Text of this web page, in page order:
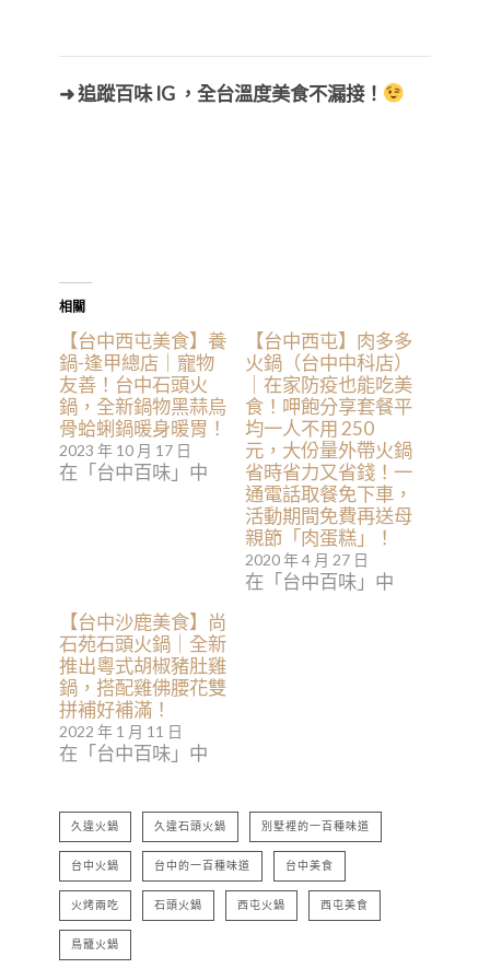
➜ 追蹤百味 IG ，全台溫度美食不漏接！
相關
【台中西屯美食】養
鍋-逢甲總店｜寵物
友善！台中石頭火
鍋，全新鍋物黑蒜烏
骨蛤蜊鍋暖身暖胃！
2023 年 10 月 17 日
在「台中百味」中
【台中西屯】肉多多
火鍋（台中中科店）
｜在家防疫也能吃美
食！呷飽分享套餐平
均一人不用 250
元，大份量外帶火鍋
省時省力又省錢！一
通電話取餐免下車，
活動期間免費再送母
親節「肉蛋糕」！
2020 年 4 月 27 日
在「台中百味」中
【台中沙鹿美食】尚
石苑石頭火鍋｜全新
推出粵式胡椒豬肚雞
鍋，搭配雞佛腰花雙
拼補好補滿！
2022 年 1 月 11 日
在「台中百味」中
久違火鍋 久違石頭火鍋 別墅裡的一百種味道
台中火鍋 台中的一百種味道 台中美食
火烤兩吃 石頭火鍋 西屯火鍋 西屯美食
鳥籠火鍋